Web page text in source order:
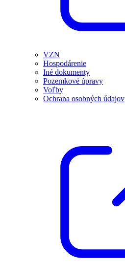
VZN
Hospodárenie
Iné dokumenty
Pozemkové úpravy
Voľby
Ochrana osobných údajov